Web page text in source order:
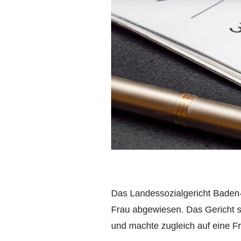
Das Landessozialgericht
Frau abgewiesen. Das Gericht
und machte zugleich auf eine